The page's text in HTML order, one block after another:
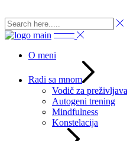
O meni
Radi sa mnom
Vodič za
Autogeni trening
Mindfulness
Konstelacija